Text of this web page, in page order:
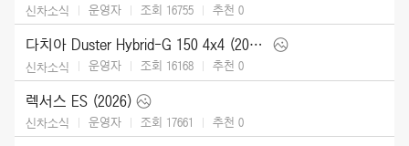
신차소식 운영자 조회 16755 추천 0
다치아 Duster Hybrid-G 150 4x4 (2026)
신차소식 운영자 조회 16168 추천 0
렉서스 ES (2026)
신차소식 운영자 조회 17661 추천 0